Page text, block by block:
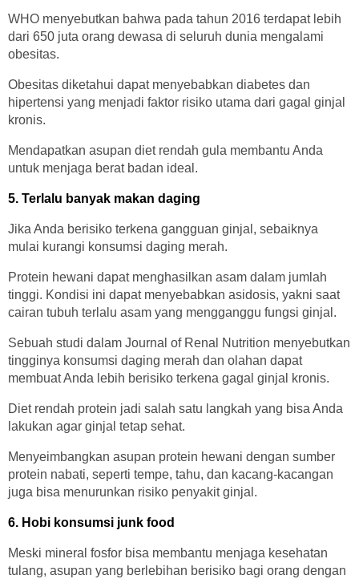
WHO menyebutkan bahwa pada tahun 2016 terdapat lebih
dari 650 juta orang dewasa di seluruh dunia mengalami
obesitas.
Obesitas diketahui dapat menyebabkan diabetes dan
hipertensi yang menjadi faktor risiko utama dari gagal ginjal
kronis.
Mendapatkan asupan diet rendah gula membantu Anda
untuk menjaga berat badan ideal.
5. Terlalu banyak makan daging
Jika Anda berisiko terkena gangguan ginjal, sebaiknya
mulai kurangi konsumsi daging merah.
Protein hewani dapat menghasilkan asam dalam jumlah
tinggi. Kondisi ini dapat menyebabkan asidosis, yakni saat
cairan tubuh terlalu asam yang mengganggu fungsi ginjal.
Sebuah studi dalam Journal of Renal Nutrition menyebutkan
tingginya konsumsi daging merah dan olahan dapat
membuat Anda lebih berisiko terkena gagal ginjal kronis.
Diet rendah protein jadi salah satu langkah yang bisa Anda
lakukan agar ginjal tetap sehat.
Menyeimbangkan asupan protein hewani dengan sumber
protein nabati, seperti tempe, tahu, dan kacang-kacangan
juga bisa menurunkan risiko penyakit ginjal.
6. Hobi konsumsi junk food
Meski mineral fosfor bisa membantu menjaga kesehatan
tulang, asupan yang berlebihan berisiko bagi orang dengan